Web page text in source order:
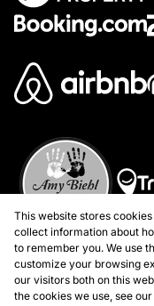
This website stores
collect information about
to remember you. We use
customize your browsing
our visitors both on this
the cookies we use, see our